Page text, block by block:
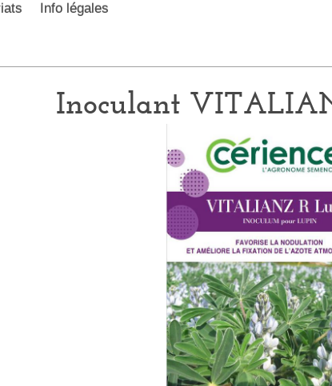
Info légales
Inoculant